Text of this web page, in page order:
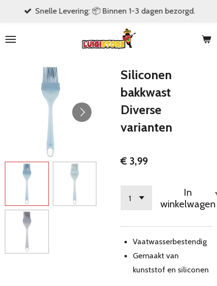
naar
hoofdinhoud
Snelle Levering: 📦 Binnen 1-3 dagen bezorgd.
Siliconen
bakkwast
Diverse
varianten
€ 3,99
In
winkelwagen
Vaatwasserbestendig
Gemaakt van
kunststof en siliconen